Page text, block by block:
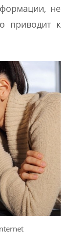
не
приводит к